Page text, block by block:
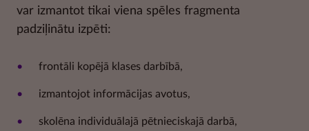
var izmantot tikai viena spēles fragmenta
padziļinātu izpēti:
frontāli kopējā klases darbībā,
izmantojot informācijas avotus,
skolēna individuālajā pētnieciskajā darbā,